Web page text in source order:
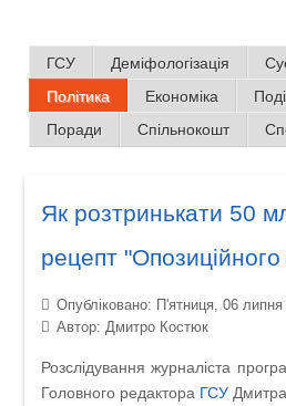
ГСУ Деміфологізація
Політика
Економіка
Поради
Спільнокошт
Як розтринькати 50
рецепт "Опозиційного
Опубліковано: П'ятниця, 06
Автор: Дмитро Костюк
Розслідування журналіста
Головного редактора ГСУДмитра